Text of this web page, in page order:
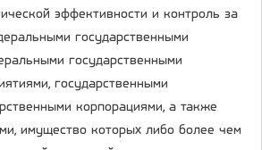
эффективности и контроль за
государственными
государственными
государственными
корпорациями, а также
имущество которых либо более чем